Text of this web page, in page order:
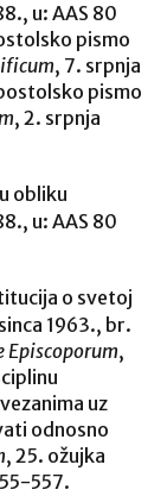
u: AAS 80
pismo
, 7. srpnja
pismo
, 2. srpnja
obliku
u: AAS 80
o svetoj
1963., br.
Episcoporum,
uz
odnosno
, 25. ožujka
557.